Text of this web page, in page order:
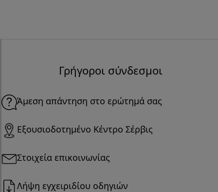
Γρήγοροι σύνδεσμοι
Άμεση απάντηση στο ερώτημά σας
Εξουσιοδοτημένο Κέντρο Σέρβις
Στοιχεία επικοινωνίας
Λήψη εγχειριδίου οδηγιών